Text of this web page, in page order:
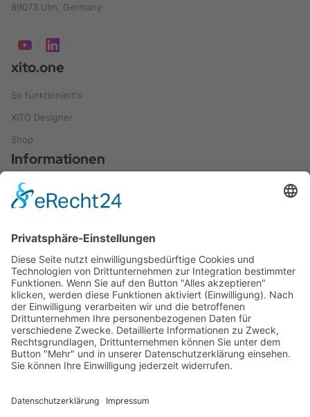
89073 Ulm, Germany
xito.one
So funktioniert's
XITO Designer
Shop
Informationen
Leitfaden und Ratgeber
Referenzen
Videos
Blog
FAQ
Kontakt
Kontakt zu XITO
Über uns